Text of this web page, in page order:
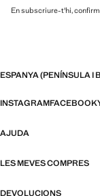
En subscriure-t'hi,
ESPANYA (PENÍNSULA I
INSTAGRAMFACEBOOK
AJUDA
LES MEVES COMPRES
DEVOLUCIONS